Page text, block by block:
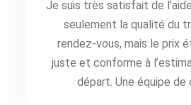
Je suis très satisfait de
seulement la qualité du
rendez-vous, mais le prix
juste et conforme à
départ. Une équipe de